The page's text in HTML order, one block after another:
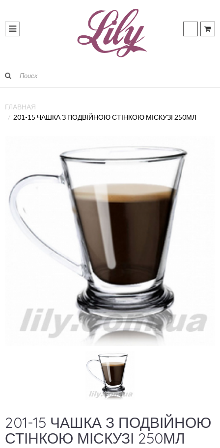
ГЛАВНАЯ
201-15 ЧАШКА З ПОДВІЙНОЮ СТІНКОЮ МІСКУЗІ 250МЛ
201-15 ЧАШКА З ПОДВІЙНОЮ
СТІНКОЮ МІСКУЗІ 250МЛ